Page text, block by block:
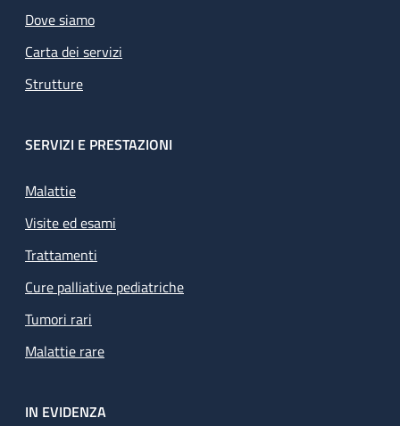
Dove siamo
Carta dei servizi
Strutture
SERVIZI E PRESTAZIONI
Malattie
Visite ed esami
Trattamenti
Cure palliative pediatriche
Tumori rari
Malattie rare
IN EVIDENZA